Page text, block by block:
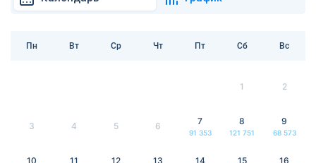
Пн Вт Ср Чт Пт Сб Вс
1 2
3 4 5 6 7
91 353
8
121 751
9
68 573
10 11 12 13 14 15 16